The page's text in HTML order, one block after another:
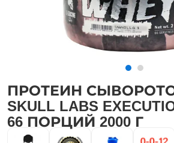
ПРОТЕИН
SKULL LABS
66 ПОРЦИЙ 2000 Г